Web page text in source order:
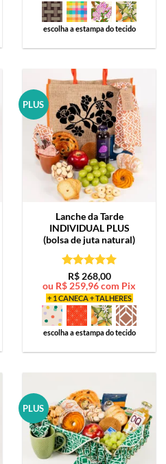
escolha a estampa do tecido
PLUS
Lanche da Tarde
INDIVIDUAL PLUS
(bolsa de juta natural)
Avaliação5
de 5
R$268,00
ou R$259,96com Pix
+ 1 CANECA + TALHERES
escolha a estampa do tecido
PLUS